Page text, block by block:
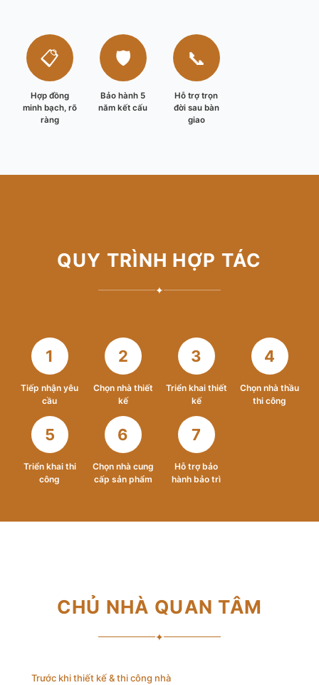
📋
Hợp đồng
minh bạch, rõ
ràng
🛡️
Bảo hành 5
năm kết cấu
📞
Hỗ trợ trọn
đời sau bàn
giao
QUY TRÌNH HỢP TÁC
✦
1
Tiếp nhận yêu
cầu
2
Chọn nhà thiết
kế
3
Triển khai thiết
kế
4
Chọn nhà thầu
thi công
5
Triển khai thi
công
6
Chọn nhà cung
cấp sản phẩm
7
Hỗ trợ bảo
hành bảo trì
CHỦ NHÀ QUAN TÂM
✦
Trước khi thiết kế & thi công nhà